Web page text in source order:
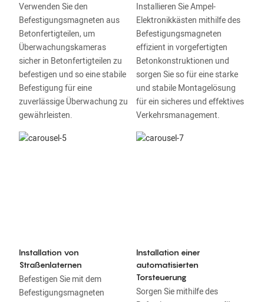
Verwenden Sie den
Befestigungsmagneten aus
Betonfertigteilen, um
Überwachungskameras
sicher in Betonfertigteilen zu
befestigen und so eine stabile
Befestigung für eine
zuverlässige Überwachung zu
gewährleisten.
Installieren Sie Ampel-
Elektronikkästen mithilfe des
Befestigungsmagneten
effizient in vorgefertigten
Betonkonstruktionen und
sorgen Sie so für eine starke
und stabile Montagelösung
für ein sicheres und effektives
Verkehrsmanagement.
Installation von
Straßenlaternen
Befestigen Sie mit dem
Befestigungsmagneten
Installation einer
automatisierten
Torsteuerung
Sorgen Sie mithilfe des